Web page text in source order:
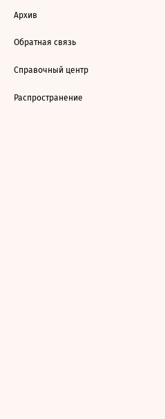
Архив
Обратная связь
Справочный центр
Распространение